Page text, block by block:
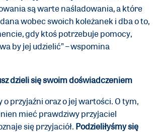
są warte naśladowania, a które
wobec swoich koleżanek i dba o to,
gdy ktoś potrzebuje pomocy,
by jej udzielić” – wspomina
dzieli się swoim doświadczeniem
o przyjaźni oraz o jej wartości. O tym,
mieć prawdziwy przyjaciel
się przyjaciół. Podzieliłyśmy się